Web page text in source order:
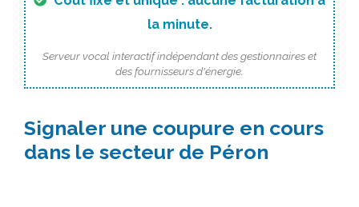
la minute.
Serveur vocal interactif indépendant des gestionnaires et
des fournisseurs d'énergie.
Signaler une coupure en cours
dans le secteur de Péron